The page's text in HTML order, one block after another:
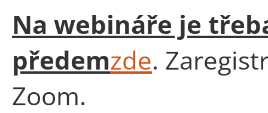
Na webináře je
předemzde.
Zoom.